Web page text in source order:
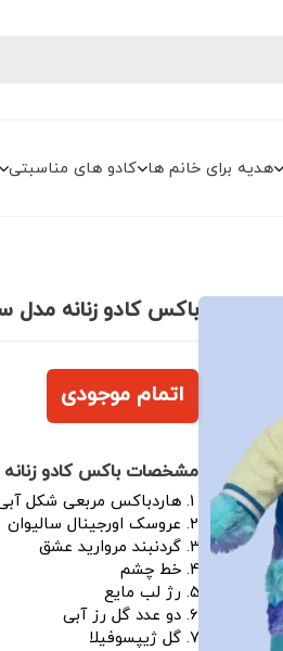
هدیه برای خانم ها کادو های مناسبتی
باکس کادو زنانه مدل
اتمام موجودی
مشخصات باکس کادو زنانه
هاردباکس مربعی شکل
عروسک اورجینال سالیوان
گردنبند مروارید عشق
خط چشم
رژ لب مایع
دو عدد گل رز آبی
گل ژیپسوفیلا